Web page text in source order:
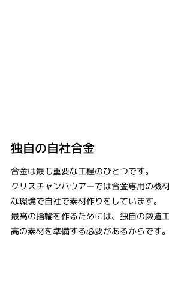
独自の自社合金
合金は最も重要な工程のひとつです。
クリスチャンバウアーでは合金専用の機
な環境で自社で素材作りをしています。
最高の指輪を作るためには、独自の鍛造
高の素材を準備する必要があるからです。